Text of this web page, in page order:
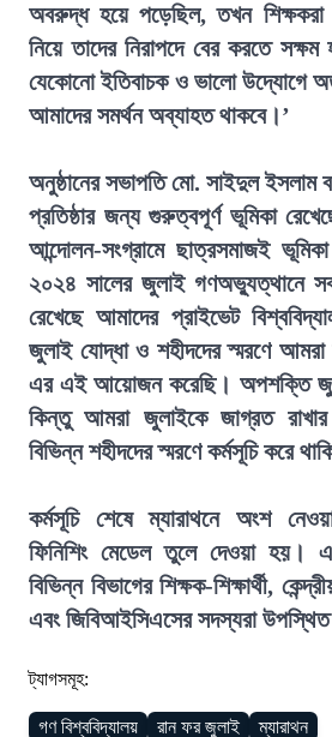
অবরুদ্ধ হয়ে পড়েছিল, তখন শিক্ষকরা
নিয়ে তাদের নিরাপদে বের করতে সক্ষম
যেকোনো ইতিবাচক ও ভালো উদ্যোগে
আমাদের সমর্থন অব্যাহত থাকবে।’
অনুষ্ঠানের সভাপতি মো. সাইদুল ইসলাম
প্রতিষ্ঠার জন্য গুরুত্বপূর্ণ ভূমিকা
আন্দোলন-সংগ্রামে ছাত্রসমাজই
২০২৪ সালের জুলাই গণঅভ্যুত্থানে
রেখেছে আমাদের প্রাইভেট
জুলাই যোদ্ধা ও শহীদদের স্মরণে
এর এই আয়োজন করেছি। অপশক্তি
কিন্তু আমরা জুলাইকে জাগ্রত রাখার
বিভিন্ন শহীদদের স্মরণে কর্মসূচি করে
কর্মসূচি শেষে ম্যারাথনে অংশ
ফিনিশিং মেডেল তুলে দেওয়া হয়। এ
বিভিন্ন বিভাগের শিক্ষক-শিক্ষার্থী,
এবং জিবিআইসিএসের সদস্যরা
ট্যাগসমূহ:
গণ বিশ্ববিদ্যালয় রান ফর জুলাই ম্যারাথন